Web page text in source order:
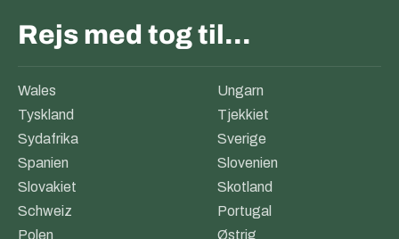
Rejs med tog til…
Wales
Ungarn
Tyskland
Tjekkiet
Sydafrika
Sverige
Spanien
Slovenien
Slovakiet
Skotland
Schweiz
Portugal
Polen
Østrig